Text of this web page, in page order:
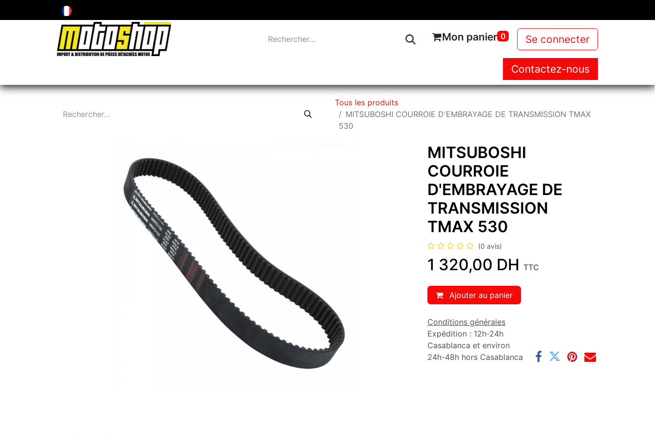
Mon panier 0 Se connecter
NOS PRODUITS NEWS
Contactez-nous
Tous les produits
MITSUBOSHI COURROIE D'EMBRAYAGE DE TRANSMISSION TMAX
530
MITSUBOSHI
COURROIE
D'EMBRAYAGE DE
TRANSMISSION
TMAX 530
(0 avis)
1 320,00 DH TTC
Ajouter au panier
Conditions générales
Expédition : 12h-24h
Casablanca et environ
24h-48h hors Casablanca